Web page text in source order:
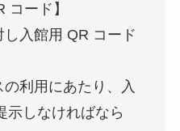
コード】
入館用 QR コード
利用にあたり、入
示しなければなら